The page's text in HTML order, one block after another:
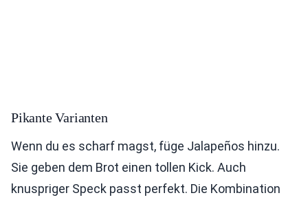
Pikante Varianten
Wenn du es scharf magst, füge Jalapeños hinzu.
Sie geben dem Brot einen tollen Kick. Auch
knuspriger Speck passt perfekt. Die Kombination